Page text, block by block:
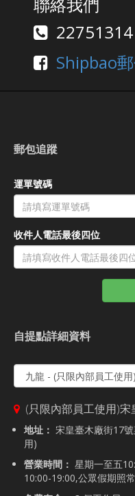
聯絡我們
22751314
Shipbao
郵包追蹤
運單號碼
收件人電話最後四位
自提點詳細資料
(只限內部員工使用)
地址： 宋皇臺木廠街17
用)
營業時間： 星期一至五
10:00-19:00,公眾假期照